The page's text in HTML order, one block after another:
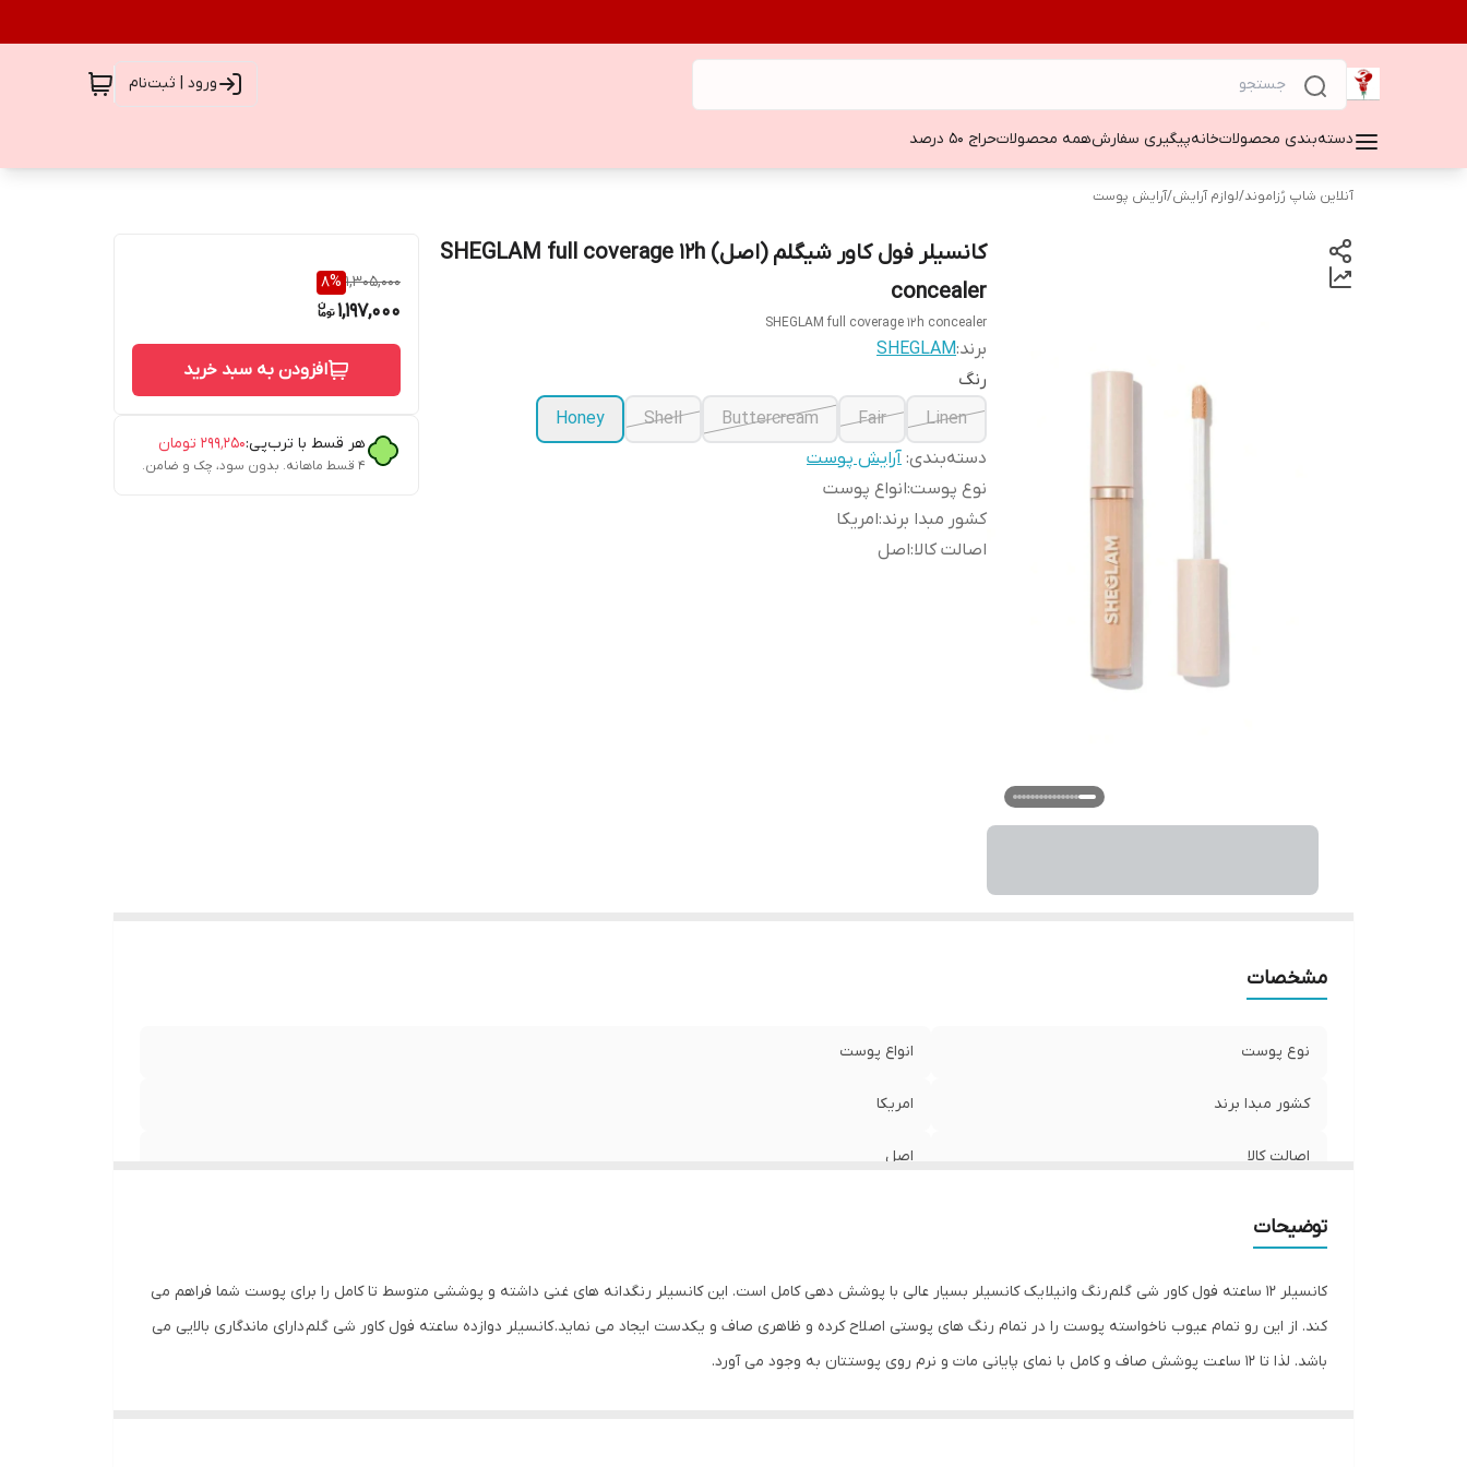
ورود | ثبت‌نام
دسته‌بندی محصولاتخانهپیگیری سفارشهمه محصولاتحراج ۵۰ درصد
آنلاین شاپ رُزاموند/لوازم آرایش/آرایش پوست
کانسیلر فول کاور شیگلم (اصل) SHEGLAM full coverage 12h
concealer
SHEGLAM full coverage 12h concealer
برند:SHEGLAM
رنگ
Linen
Fair
Buttercream
Shell
Honey
دسته‌بندی: آرایش پوست
نوع پوست:انواع پوست
کشور مبدا برند:امریکا
اصالت کالا:اصل
1,305,000
8%
1,197,000
افزودن به سبد خرید
هر قسط با ترب‌پی:۲۹۹٬۲۵۰ تومان
۴ قسط ماهانه. بدون سود، چک و ضامن.
مشخصات
نوع پوست انواع پوست
کشور مبدا برند امریکا
اصالت کالا اصل
توضیحات
کانسیلر 12 ساعته فول کاور شی گلم رنگ وانیلا یک کانسیلر بسیار عالی با پوشش دهی کامل است. این کانسیلر رنگدانه های غنی داشته و پوششی متوسط تا کامل را برای پوست شما فراهم می
کند. از این رو تمام عیوب ناخواسته پوست را در تمام رنگ های پوستی اصلاح کرده و ظاهری صاف و یکدست ایجاد می نماید. کانسیلر دوازده ساعته فول کاور شی گلم دارای ماندگاری بالایی می
باشد. لذا تا 12 ساعت پوشش صاف و کامل با نمای پایانی مات و نرم روی پوستتان به وجود می آورد.